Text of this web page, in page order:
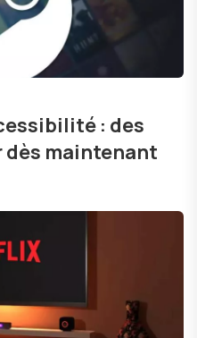
: des
dès maintenant